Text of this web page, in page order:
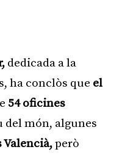
dedicada a la
ha conclòs que el
54 oficines
del món, algunes
Valencià,però